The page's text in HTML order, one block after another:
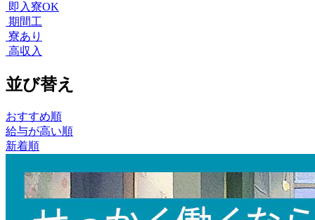
即入寮OK
期間工
寮あり
高収入
並び替え
おすすめ順
給与が高い順
新着順